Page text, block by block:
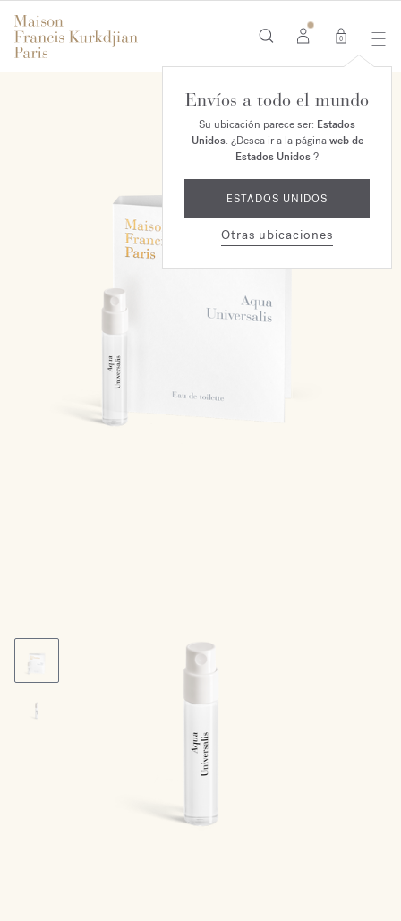
0
Envíos a todo el mundo
Su ubicación parece ser: Estados
Unidos. ¿Desea ir a la páginaweb de
Estados Unidos?
ESTADOS UNIDOS
Otras ubicaciones